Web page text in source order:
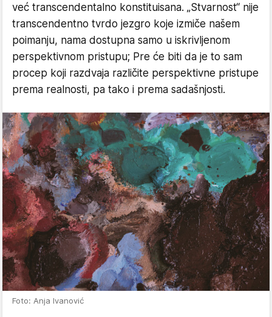
već transcendentalno konstituisana. „Stvarnost“ nije
transcendentno tvrdo jezgro koje izmiče našem
poimanju, nama dostupna samo u iskrivljenom
perspektivnom pristupu; Pre će biti da je to sam
procep koji razdvaja različite perspektivne pristupe
prema realnosti, pa tako i prema sadašnjosti.
Foto: Anja Ivanović